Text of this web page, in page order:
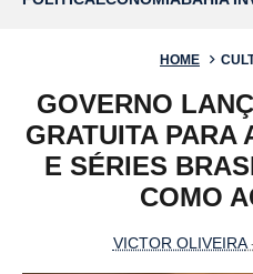
HOME
GOVERNO
GRATUITA PARA
E SÉRIES
COMO
VICTOR OLIVEIRA